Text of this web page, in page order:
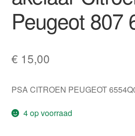
Peugeot 807
€ 15,00
PSA CITROEN PEUGEOT
4 op voorraad